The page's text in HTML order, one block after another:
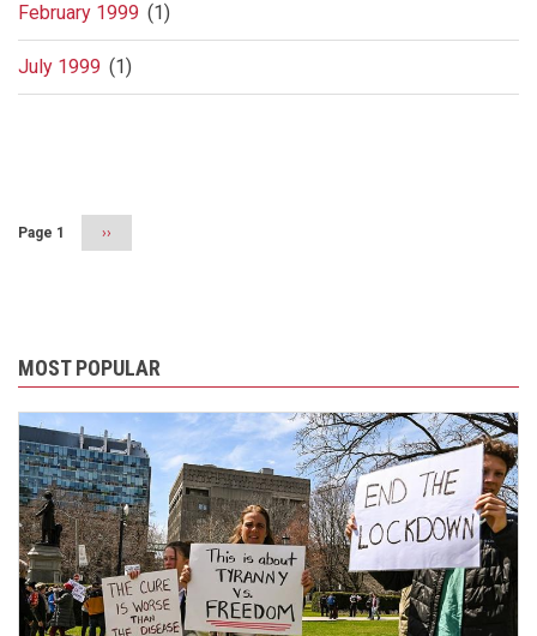
February 1999 (1)
July 1999 (1)
Page 1
Next
page
››
MOST POPULAR